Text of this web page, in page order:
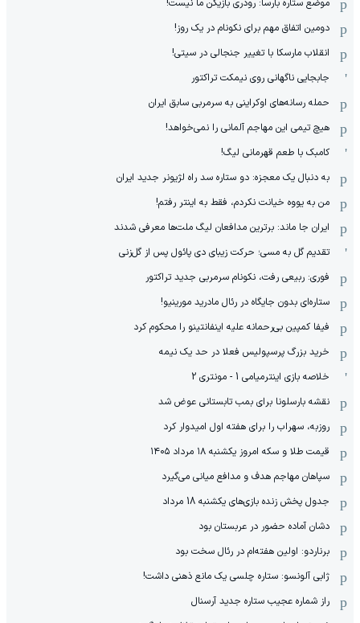
موضع ستاره بارسا: رودری بازیکن ما نیست!
دومین اتفاق مهم برای نکونام در یک روز!
انقلاب مارسکا با تغییر جنجالی در سیتی!
جابجایی ناگهانی روی نیمکت تراکتور
حمله رسانه‌های اوکراینی به سرمربی سابق ایران
هیچ‌ تیمی این مهاجم آلمانی را نمی‌خواهد!
کامبک با طعم قهرمانی لیگ!
به دنبال یک معجزه: دو ستاره سد راه لژیونر جدید ایران
من به یووه خیانت نکردم، فقط به اینتر رفتم!
ایران جا ماند: برترین مدافعان لیگ ملت‌ها معرفی شدند
تقدیم گل به مسی؛ حرکت زیبای دی پائول پس از گل‌زنی
فوری: ربیعی رفت، نکونام سرمربی جدید تراکتور
ستاره‌ای بدون جایگاه در رئال مادرید مورینیو!
فیفا کمپین بی‌رحمانه علیه اینفانتینو را محکوم کرد
خرید بزرگ پرسپولیس فعلا در حد یک نیمه
خلاصه بازی اینترمیامی 1 - مونتری 2
نقشه بارسلونا برای بمب تابستانی عوض شد
روزبه، سهراب را برای هفته اول امیدوار کرد
قیمت طلا و سکه امروز یکشنبه ۱۸ مرداد ۱۴۰۵
سپاهان مهاجم هدف و مدافع میانی می‌گیرد
جدول پخش زنده بازی‌های یکشنبه 18 مرداد
دشان آماده حضور در عربستان بود
برناردو: اولین هفته‌ام در رئال سخت بود
ژابی آلونسو: ستاره چلسی یک مانع ذهنی داشت!
راز شماره عجیب ستاره جدید آرسنال